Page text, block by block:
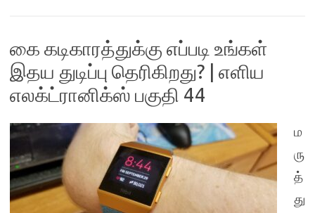
கை கடிகாரத்துக்கு எப்படி உங்கள்
இதய துடிப்பு தெரிகிறது? | எளிய
எலக்ட்ரானிக்ஸ் பகுதி 44
ம
ரு
த்
து